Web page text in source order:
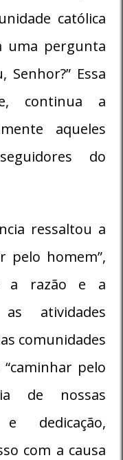
católica
uma pergunta
Senhor?” Essa
continua a
aqueles
do
ressaltou a
pelo homem”,
a razão e a
atividades
comunidades
pelo
de nossas
dedicação,
com a causa